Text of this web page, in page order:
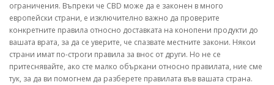
ограничения. Въпреки че CBD може да е законен в много
европейски страни, е изключително важно да проверите
конкретните правила относно доставката на конопени продукти до
вашата врата, за да се уверите, че спазвате местните закони. Някои
страни имат по-строги правила за внос от други. Но не се
притеснявайте, ако сте малко объркани относно правилата, ние сме
тук, за да ви помогнем да разберете правилата във вашата страна.